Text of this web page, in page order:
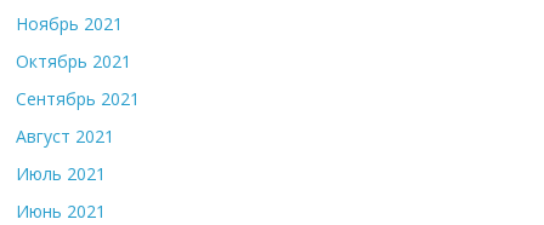
Ноябрь 2021
Октябрь 2021
Сентябрь 2021
Август 2021
Июль 2021
Июнь 2021